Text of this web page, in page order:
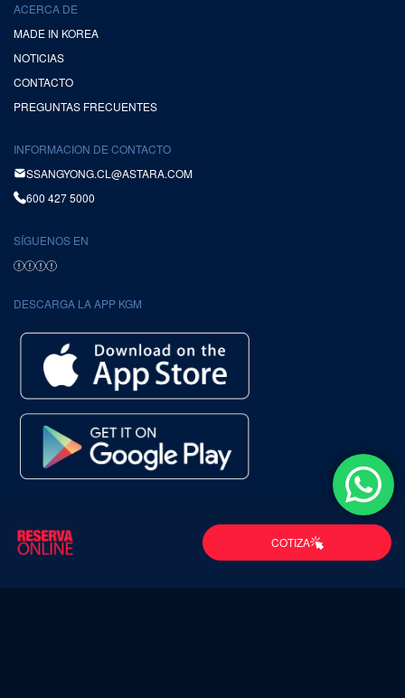
COTIZA
ACERCA DE
MADE IN KOREA
NOTICIAS
CONTACTO
PREGUNTAS FRECUENTES
INFORMACION DE CONTACTO
SSANGYONG.CL@ASTARA.COM
600 427 5000
SÍGUENOS EN
DESCARGA LA APP KGM
Política de
Privacidad
condiciones